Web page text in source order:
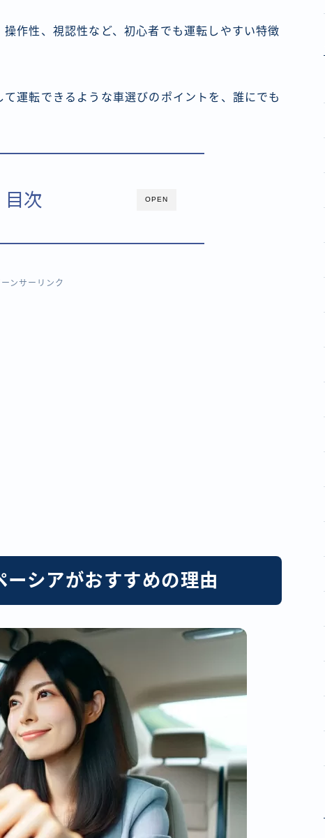
作性、視認性など、初心者でも運転しやすい特徴
運転できるような車選びのポイントを、誰にでも
OPEN
目次
ンサーリンク
シアがおすすめの理由